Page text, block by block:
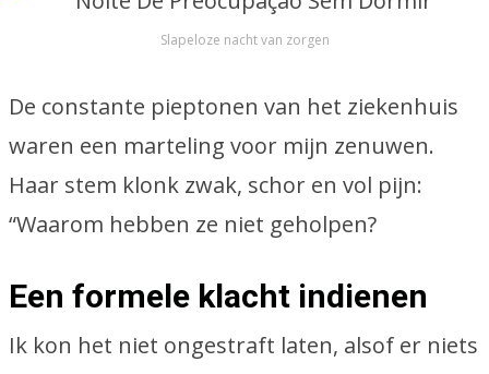
Slapeloze nacht van zorgen
De constante pieptonen van het ziekenhuis
waren een marteling voor mijn zenuwen.
Haar stem klonk zwak, schor en vol pijn:
“Waarom hebben ze niet geholpen?
Een formele klacht indienen
Ik kon het niet ongestraft laten, alsof er niets